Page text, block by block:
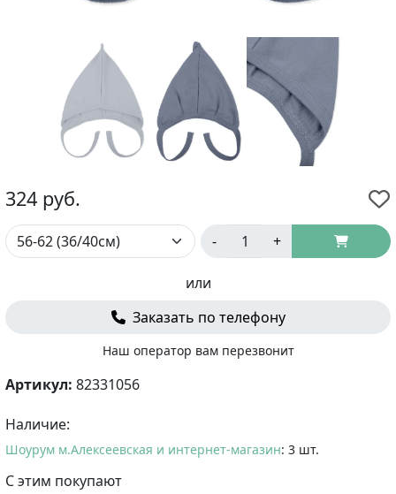
324 руб.
- +
или
Заказать по телефону
Наш оператор вам перезвонит
Артикул: 82331056
Наличие:
Шоурум м.Алексеевская и интернет-магазин: 3 шт.
С этим покупают